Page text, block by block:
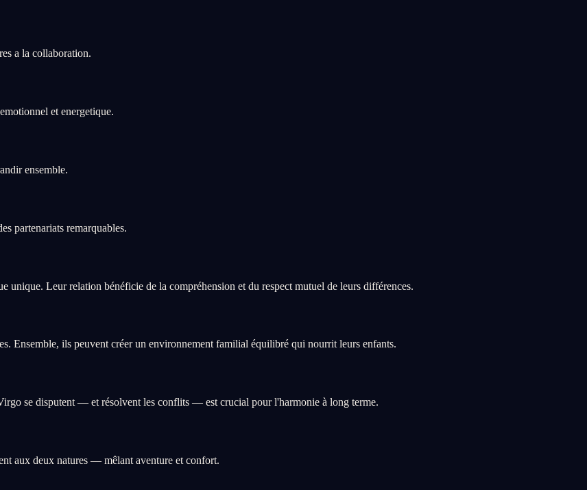
a la collaboration.
et energetique.
ensemble.
partenariats remarquables.
unique. Leur relation bénéficie de la compréhension et du respect mutuel de leurs différences.
Ensemble, ils peuvent créer un environnement familial équilibré qui nourrit leurs enfants.
se disputent — et résolvent les conflits — est crucial pour l'harmonie à long terme.
aux deux natures — mêlant aventure et confort.